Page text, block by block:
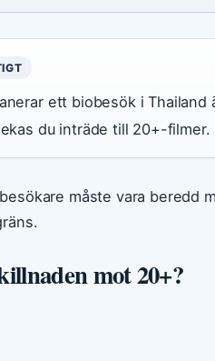
ett biobesök i
du inträde till 20+-filmer.
måste vara beredd
mot 20+?